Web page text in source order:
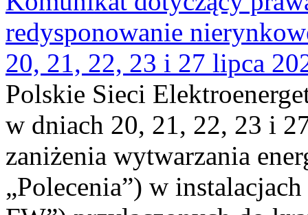
redysponowanie
20, 21, 22, 23 i 27 lipca
Polskie Sieci
w dniach 20, 21, 22, 23 i
zaniżenia wytwarzania
„Polecenia”) w